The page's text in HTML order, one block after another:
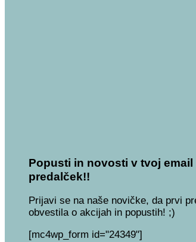
Popusti in novosti v tvoj email
predalček!!
Prijavi se na naše novičke, da prvi
obvestila o akcijah in popustih! ;)
[mc4wp_form id="24349"]